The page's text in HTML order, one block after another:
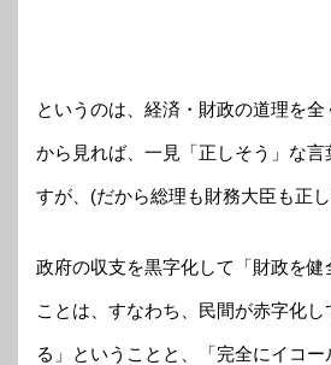
というのは、経済・財政の道理を全
から見れば、一見「正しそう」な
すが、(だから総理も財務大臣も正
政府の収支を黒字化して「財政を健
ことは、すなわち、民間が赤字化
る」ということと、「完全にイコー